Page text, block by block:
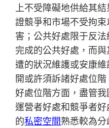
上不受障礙地供給其
證競爭和市場不受拘
害；公共好處限于反
完成的公共好處，而
遭的狀況維護或安康
開或許須訴諸好處位
好處位階方面，盡管
運營者好處和競爭者
的私密空間熟悉較為